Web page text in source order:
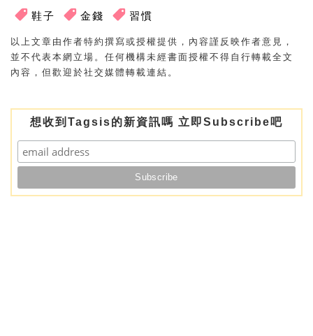
鞋子 金錢 習慣
以上文章由作者特約撰寫或授權提供，內容謹反映作者意見，
並不代表本網立場。任何機構未經書面授權不得自行轉載全文
內容，但歡迎於社交媒體轉載連結。
想收到Tagsis的新資訊嗎 立即Subscribe吧